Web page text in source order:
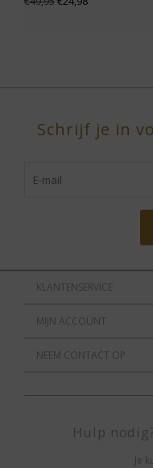
Schrijf je in
KLANTENSERVICE
MIJN ACCOUNT
NEEM CONTACT OP
Hulp
Je